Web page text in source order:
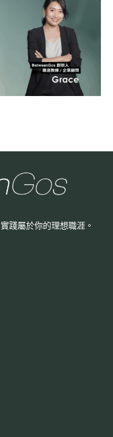
實踐屬於你的理想職涯。